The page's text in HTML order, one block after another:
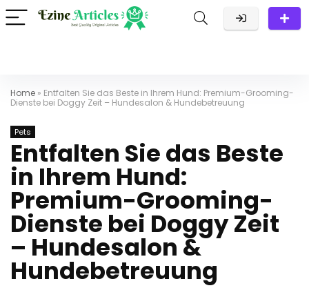
Home » Entfalten Sie das Beste in Ihrem Hund: Premium-Grooming-
Dienste bei Doggy Zeit – Hundesalon & Hundebetreuung
Pets
Entfalten Sie das Beste
in Ihrem Hund:
Premium-Grooming-
Dienste bei Doggy Zeit
– Hundesalon &
Hundebetreuung